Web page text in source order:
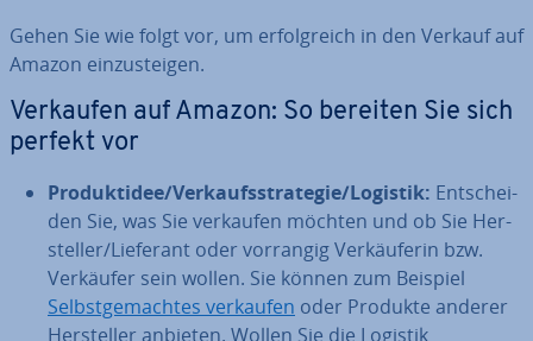
Gehen Sie wie folgt vor, um er­folg­reich in den Verkauf auf
Amazon ein­zu­stei­gen.
Verkaufen auf Amazon: So bereiten Sie sich
perfekt vor
Pro­dukt­idee/Ver­kaufs­stra­te­gie/Logistik: Ent­schei­
den Sie, was Sie verkaufen möchten und ob Sie Her­
stel­ler/Lieferant oder vorrangig Ver­käu­fe­rin bzw.
Verkäufer sein wollen. Sie können zum Beispiel
Selbst­ge­mach­tes verkaufen oder Produkte anderer
Her­stel­ler anbieten. Wollen Sie die Logistik